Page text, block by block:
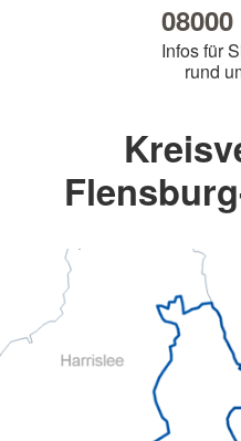
08000
Infos für
rund